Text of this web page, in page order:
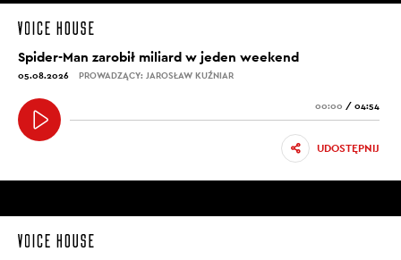
Spider-Man zarobił miliard w jeden weekend
05.08.2026 PROWADZĄCY: JAROSŁAW KUŹNIAR
00:00 / 04:54
UDOSTĘPNIJ